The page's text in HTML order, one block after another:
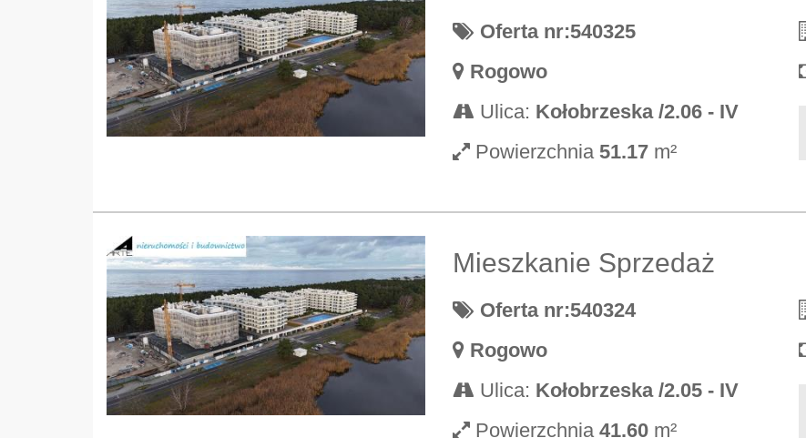
Oferta nr:540325
Rogowo
Ulica: Kołobrzeska /2.06 - IV
Powierzchnia 51.17 m²
Mieszkanie Sprzedaż
Oferta nr:540324
Rogowo
Ulica: Kołobrzeska /2.05 - IV
Powierzchnia 41.60 m²